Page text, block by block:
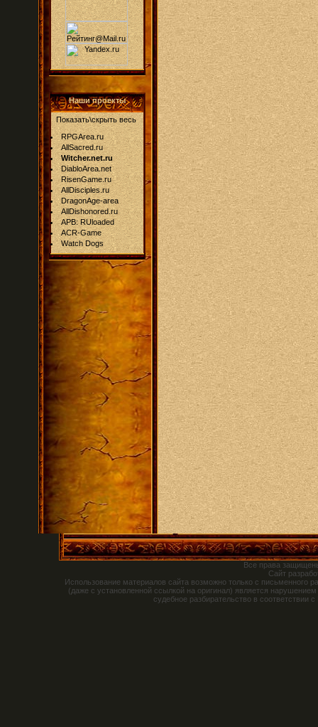
Наши проекты
Показать\скрыть весь
RPGArea.ru
AllSacred.ru
Witcher.net.ru
DiabloArea.net
RisenGame.ru
AllDisciples.ru
DragonAge-area
AllDishonored.ru
APB: RUloaded
ACR-Game
Watch Dogs
Все права
Сайт
Использование материалов сайта возможно только с письменного
(даже с установленной ссылкой на оригинал) является
судебное разбирательство в